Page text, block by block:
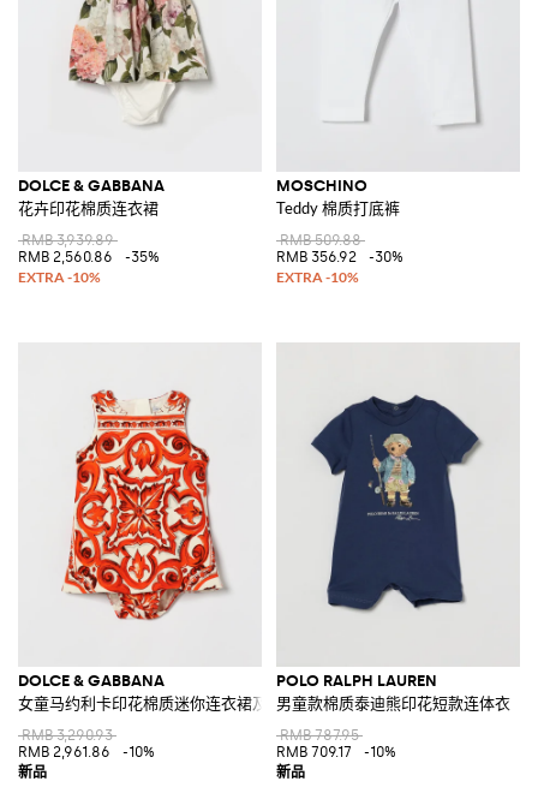
DOLCE & GABBANA
花卉印花棉质连衣裙
RMB 3,939.89
RMB 2,560.86
-35%
MOSCHINO
Teddy 棉质打底裤
RMB 509.88
RMB 356.92
-30%
DOLCE & GABBANA
女童马约利卡印花棉质迷你连衣裙及短裤套装
RMB 3,290.93
RMB 2,961.86
-10%
POLO RALPH LAUREN
男童款棉质泰迪熊印花短款连体衣
RMB 787.95
RMB 709.17
-10%